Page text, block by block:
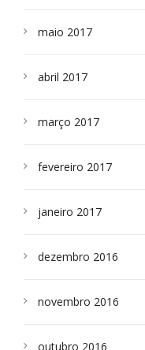
maio 2017
abril 2017
março 2017
fevereiro 2017
janeiro 2017
dezembro 2016
novembro 2016
outubro 2016